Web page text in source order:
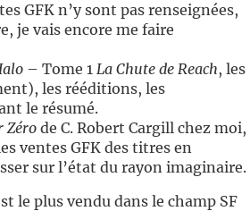
GFK n’y sont pas renseignées,
je vais encore me faire
– Tome 1 La Chute de Reach, les
les rééditions, les
le résumé.
Zérode C. Robert Cargill chez moi,
ventes GFK des titres en
sur l’état du rayon imaginaire.
le plus vendu dans le champ SF